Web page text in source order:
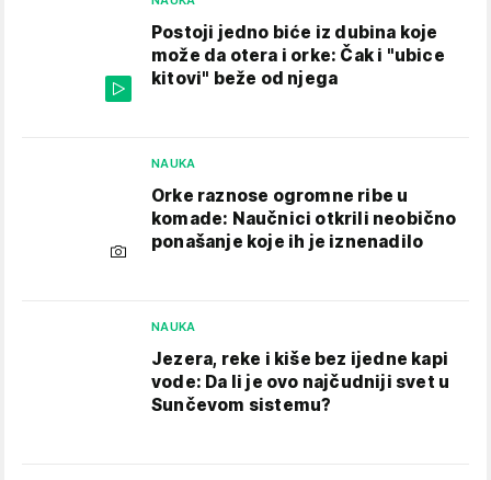
Postoji jedno biće iz dubina koje
može da otera i orke: Čak i "ubice
kitovi" beže od njega
NAUKA
Orke raznose ogromne ribe u
komade: Naučnici otkrili neobično
ponašanje koje ih je iznenadilo
NAUKA
Jezera, reke i kiše bez ijedne kapi
vode: Da li je ovo najčudniji svet u
Sunčevom sistemu?